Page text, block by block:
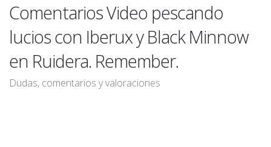
Comentarios Video pescando
lucios con Iberux y Black Minnow
en Ruidera. Remember.
Dudas, comentarios y valoraciones